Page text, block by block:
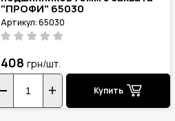
"ПРОФИ" 65030
Артикул: 65030
408 грн/шт.
Купить